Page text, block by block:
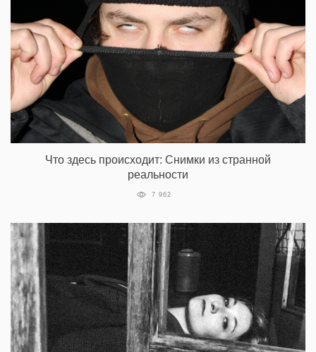
Что здесь происходит: Снимки из странной
реальности
7 962